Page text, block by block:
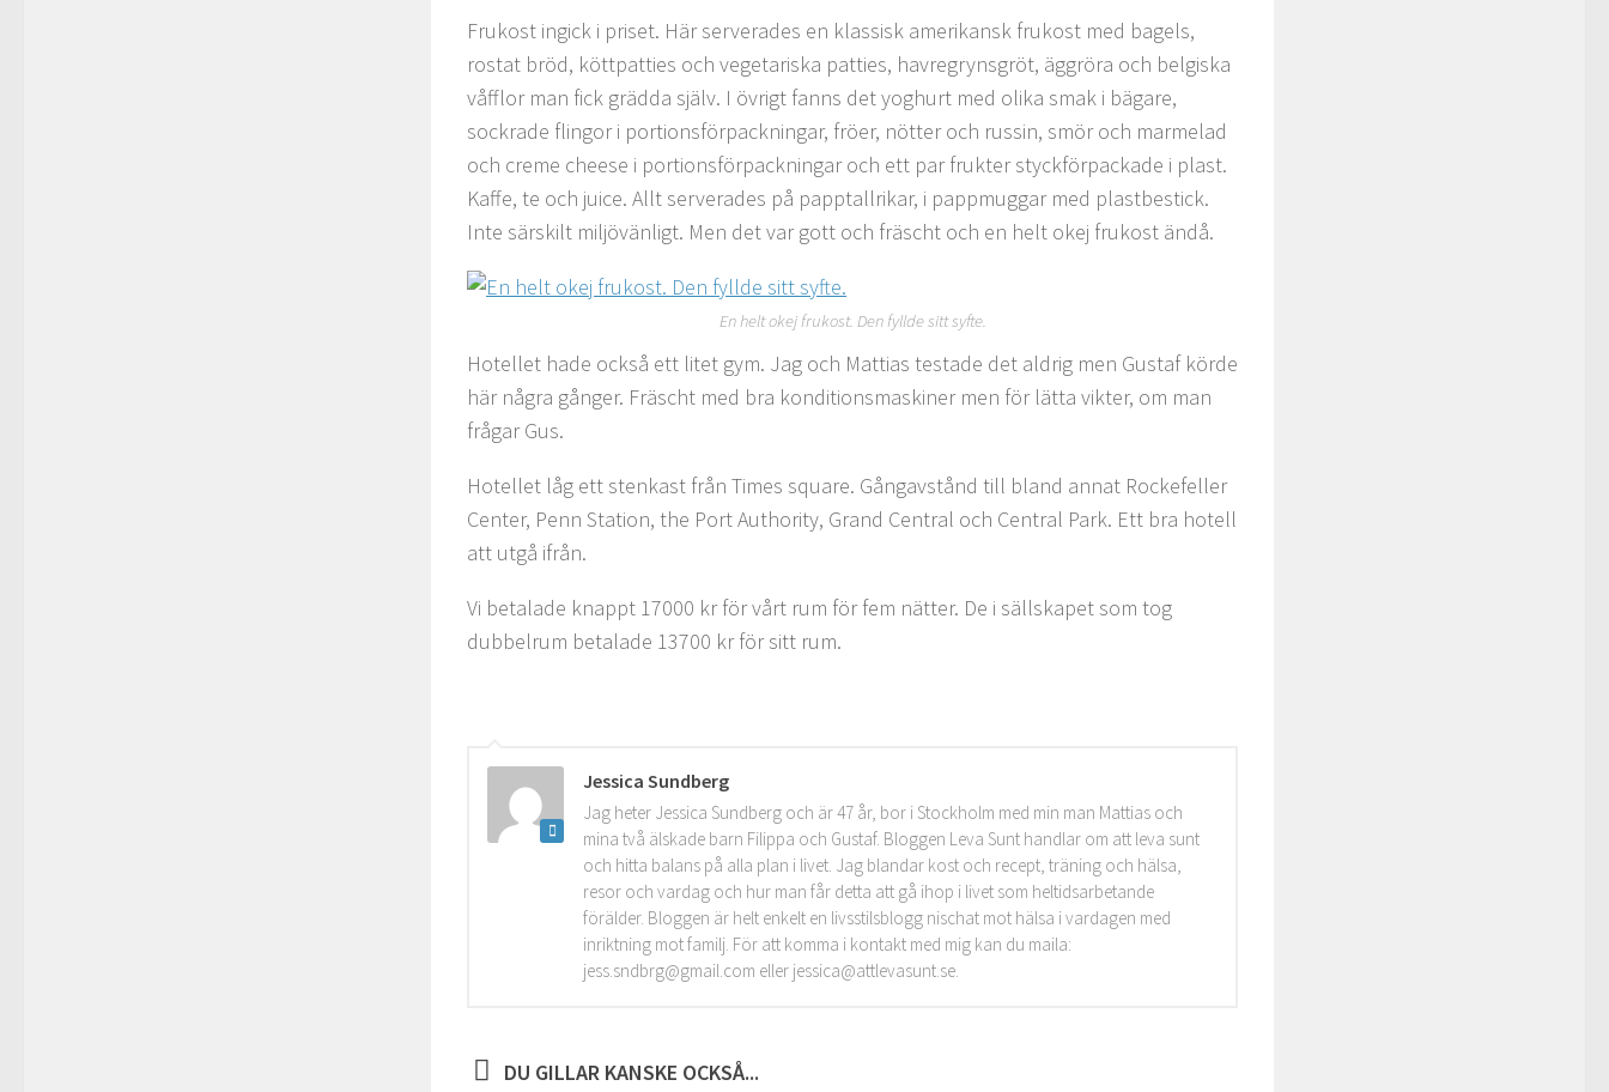
Frukost ingick i priset. Här serverades en klassisk amerikansk frukost med bagels,
rostat bröd, köttpatties och vegetariska patties, havregrynsgröt, äggröra och belgiska
våfflor man fick grädda själv. I övrigt fanns det yoghurt med olika smak i bägare,
sockrade flingor i portionsförpackningar, fröer, nötter och russin, smör och marmelad
och creme cheese i portionsförpackningar och ett par frukter styckförpackade i plast.
Kaffe, te och juice. Allt serverades på papptallrikar, i pappmuggar med plastbestick.
Inte särskilt miljövänligt. Men det var gott och fräscht och en helt okej frukost ändå.
En helt okej frukost. Den fyllde sitt syfte.
Hotellet hade också ett litet gym. Jag och Mattias testade det aldrig men Gustaf körde
här några gånger. Fräscht med bra konditionsmaskiner men för lätta vikter, om man
frågar Gus.
Hotellet låg ett stenkast från Times square. Gångavstånd till bland annat Rockefeller
Center, Penn Station, the Port Authority, Grand Central och Central Park. Ett bra hotell
att utgå ifrån.
Vi betalade knappt 17000 kr för vårt rum för fem nätter. De i sällskapet som tog
dubbelrum betalade 13700 kr för sitt rum.
Jessica Sundberg
Jag heter Jessica Sundberg och är 47 år, bor i Stockholm med min man Mattias och
mina två älskade barn Filippa och Gustaf. Bloggen Leva Sunt handlar om att leva sunt
och hitta balans på alla plan i livet. Jag blandar kost och recept, träning och hälsa,
resor och vardag och hur man får detta att gå ihop i livet som heltidsarbetande
förälder. Bloggen är helt enkelt en livsstilsblogg nischat mot hälsa i vardagen med
inriktning mot familj. För att komma i kontakt med mig kan du maila:
jess.sndbrg@gmail.com eller jessica@attlevasunt.se.
DU GILLAR KANSKE OCKSÅ...